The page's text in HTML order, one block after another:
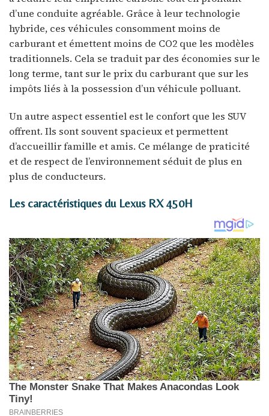
d’une conduite agréable. Grâce à leur technologie
hybride, ces véhicules consomment moins de
carburant et émettent moins de CO2 que les modèles
traditionnels. Cela se traduit par des économies sur le
long terme, tant sur le prix du carburant que sur les
impôts liés à la possession d’un véhicule polluant.
Un autre aspect essentiel est le confort que les SUV
offrent. Ils sont souvent spacieux et permettent
d’accueillir famille et amis. Ce mélange de praticité
et de respect de l’environnement séduit de plus en
plus de conducteurs.
Les caractéristiques du Lexus RX 450H